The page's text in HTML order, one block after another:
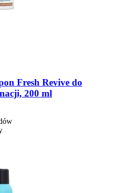
Fresh Revive do
200 ml